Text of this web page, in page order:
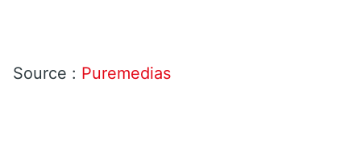
Source : Puremedias